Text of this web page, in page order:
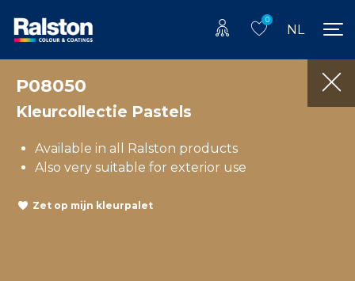
0
NL
P08050
Kleurcollectie Pastels
Available in all Ralston products
Also very suitable for exterior use
Zet op mijn kleurpalet